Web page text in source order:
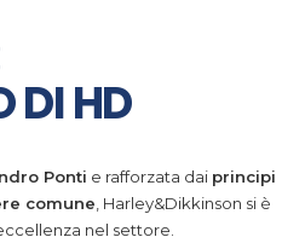
DI HD
Ponti e rafforzata dai principi
comune , Harley&Dikkinson si è
nel settore.